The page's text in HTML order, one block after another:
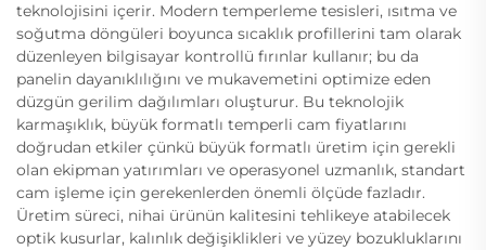
teknolojisini içerir. Modern temperleme tesisleri, ısıtma ve
soğutma döngüleri boyunca sıcaklık profillerini tam olarak
düzenleyen bilgisayar kontrollü fırınlar kullanır; bu da
panelin dayanıklılığını ve mukavemetini optimize eden
düzgün gerilim dağılımları oluşturur. Bu teknolojik
karmaşıklık, büyük formatlı temperli cam fiyatlarını
doğrudan etkiler çünkü büyük formatlı üretim için gerekli
olan ekipman yatırımları ve operasyonel uzmanlık, standart
cam işleme için gerekenlerden önemli ölçüde fazladır.
Üretim süreci, nihai ürünün kalitesini tehlikeye atabilecek
optik kusurlar, kalınlık değişiklikleri ve yüzey bozukluklarını